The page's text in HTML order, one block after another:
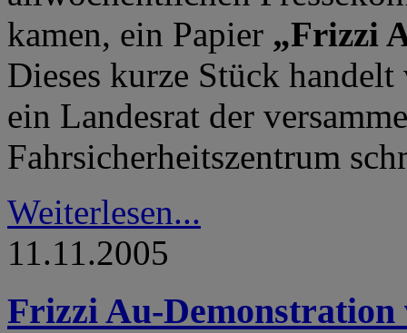
kamen, ein Papier „Frizzi
Dieses kurze Stück
ein Landesrat der
Fahrsicherheitszentrum
Weiterlesen...
11.11.2005
Frizzi Au-Demonstration